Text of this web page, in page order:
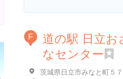
F
道の駅 日立お
なセンター